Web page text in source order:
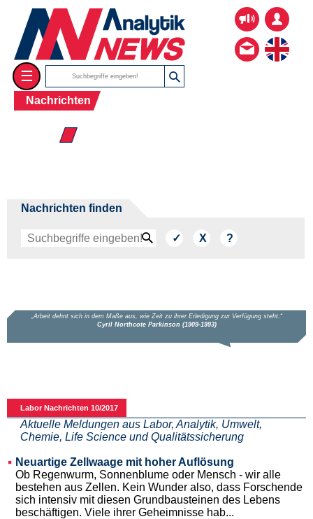
☰
Nachrichten
☰ 2017
Nachrichten finden
Labor Nachrichten 10/2017
Aktuelle Meldungen aus Labor, Analytik, Umwelt,
Chemie, Life Science und Qualitätssicherung
Neuartige Zellwaage mit hoher Auflösung
Ob Regenwurm, Sonnenblume oder Mensch - wir alle
bestehen aus Zellen. Kein Wunder also, dass Forschende
sich intensiv mit diesen Grundbausteinen des Lebens
beschäftigen. Viele ihrer Geheimnisse hab...